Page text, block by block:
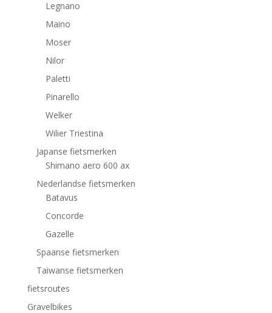
Legnano
Maino
Moser
Nilor
Paletti
Pinarello
Welker
Wilier Triestina
Japanse fietsmerken
Shimano aero 600 ax
Nederlandse fietsmerken
Batavus
Concorde
Gazelle
Spaanse fietsmerken
Taiwanse fietsmerken
fietsroutes
Gravelbikes